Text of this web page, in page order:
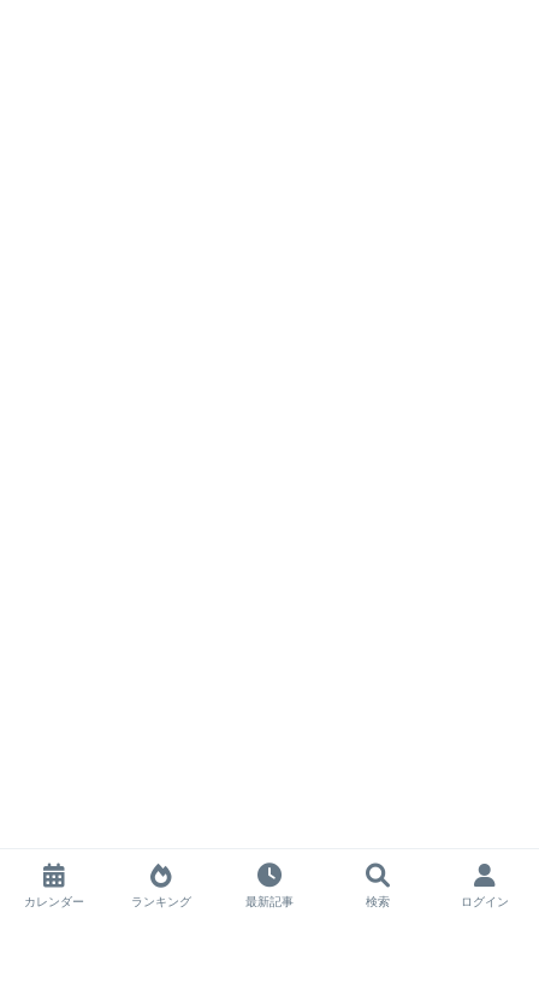
カレンダー ランキング 最新記事 検索 ログイン